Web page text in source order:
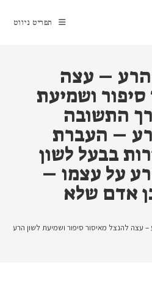
תפריט ניווט
הרע – עצה
ושמיעת
התשובה
– העברת
בבעל לשון
על עצמו –
אדם שלא
– עצה להנצל מאיסור סיפור ושמיעת לשון הרע